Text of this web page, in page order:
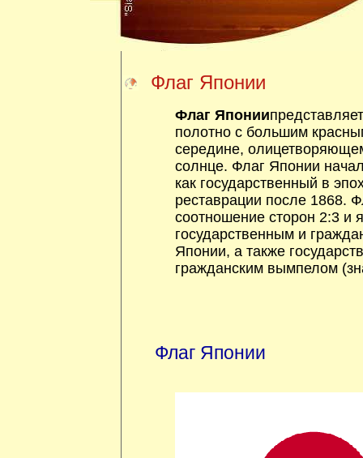
Флаг Японии
Флаг Японии
полотно с большим
середине,
солнце. Флаг Японии
как государственный в
реставрации после 1868.
соотношение сторон 2:3 и
государственным и
Японии, а также
гражданским вымпелом
Флаг Японии